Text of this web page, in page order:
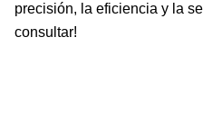
precisión, la eficiencia y la
consultar!